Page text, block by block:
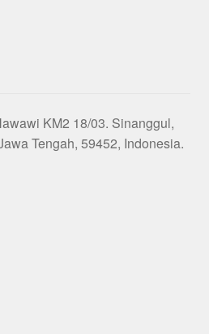
KM2 18/03. Sinanggul,
Tengah, 59452, Indonesia.